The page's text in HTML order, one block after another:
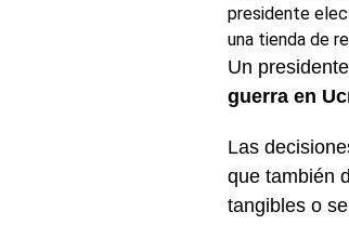
presidente
una tienda de
Un
guerra en
Las
que también
tangibles o